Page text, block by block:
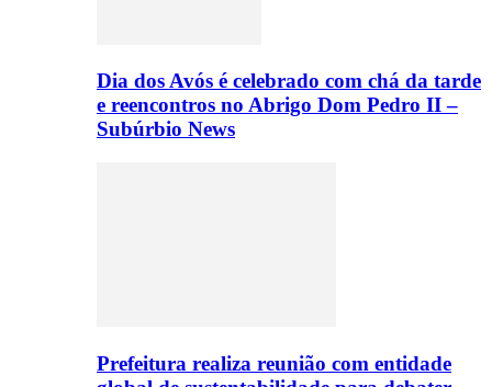
Dia dos Avós é celebrado com chá da tarde
e reencontros no Abrigo Dom Pedro II –
Subúrbio News
Prefeitura realiza reunião com entidade